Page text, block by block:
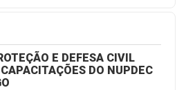
E DEFESA CIVIL
DO NUPDEC